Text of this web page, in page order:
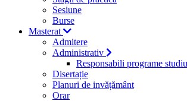
Sesiune
Burse
Masterat
Admitere
Administrativ
Responsabili programe studiu
Disertație
Planuri de invățământ
Orar